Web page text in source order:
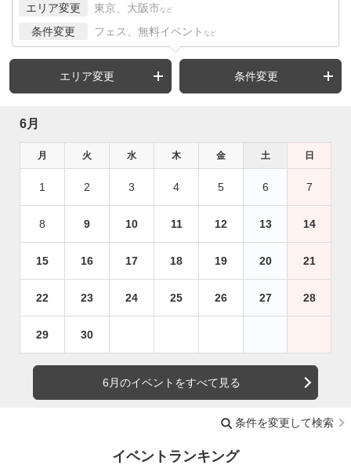
エリア変更 東京、大阪市 など
条件変更 フェス、無料イベント など
エリア変更 条件変更
6月
月 火 水 木 金 土 日
1 2 3 4 5 6 7
8 9 10 11 12 13 14
15 16 17 18 19 20 21
22 23 24 25 26 27 28
29 30
6月のイベントをすべて見る
条件を変更して検索
イベントランキング